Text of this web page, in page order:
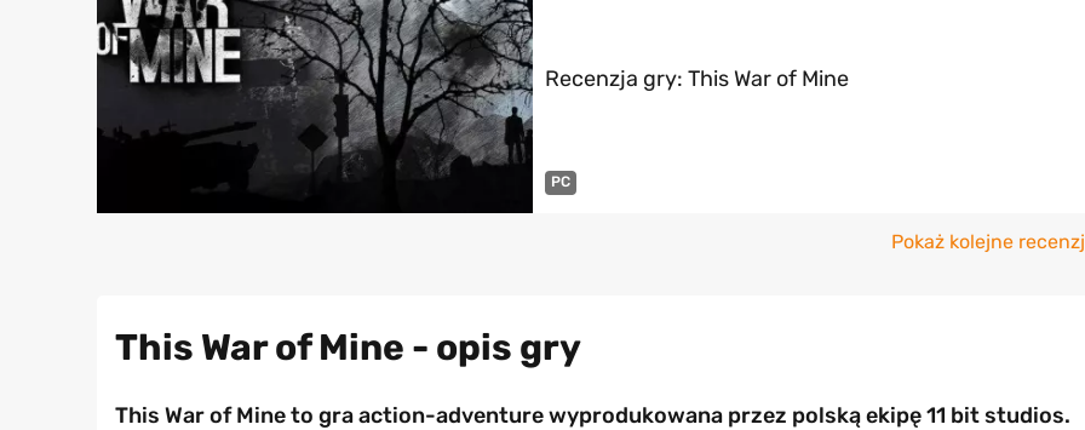
Recenzja gry: This War of Mine
PC
Pokaż kolejne
This War of Mine - opis gry
This War of Mine to gra action-adventure wyprodukowana przez polską ekipę 11 bit studios.